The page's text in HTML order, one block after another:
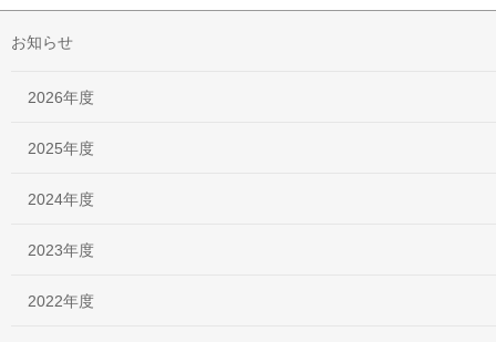
お知らせ
2026年度
2025年度
2024年度
2023年度
2022年度